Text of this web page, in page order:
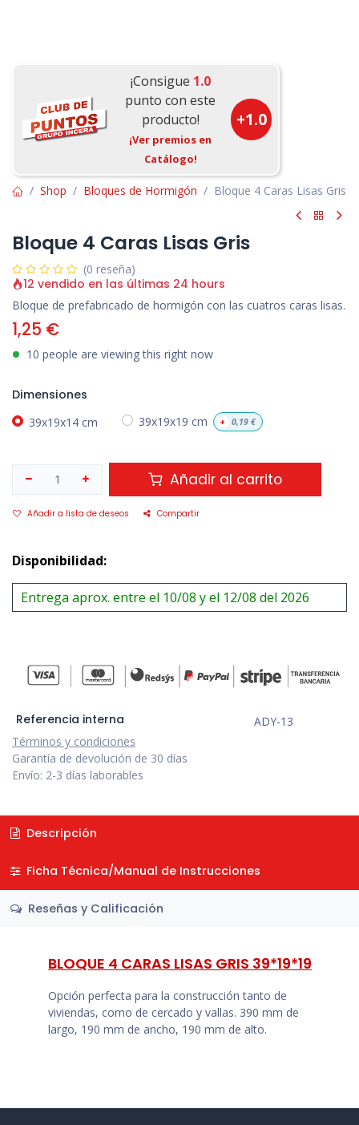
¡Consigue 1.0
punto con este
producto!
¡Ver premios en
Catálogo!
+1.0
Shop Bloques de Hormigón Bloque 4 Caras Lisas Gris
Bloque 4 Caras Lisas Gris
(0 reseña)
12 vendido en las últimas 24 hours
Bloque de prefabricado de hormigón con las cuatros caras lisas.
1,25 €
10 people are viewing this right now
Dimensiones
39x19x14 cm 39x19x19 cm + 0,19€
Añadir al carrito
Añadir a lista de deseos Compartir
Disponibilidad:
Entrega aprox. entre el 10/08 y el 12/08 del 2026
Referencia interna
ADY-13
Términos y condiciones
Garantía de devolución de 30 días
Envío: 2-3 días laborables
Descripción
Ficha Técnica/Manual de Instrucciones
Reseñas y Calificación
BLOQUE 4 CARAS LISAS GRIS 39*19*19
Opción perfecta para la construcción tanto de
viviendas, como de cercado y vallas. 390 mm de
largo, 190 mm de ancho, 190 mm de alto.